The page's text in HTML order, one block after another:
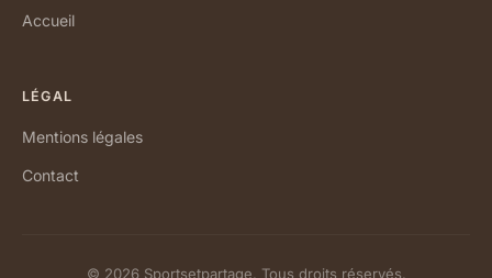
Accueil
LÉGAL
Mentions légales
Contact
© 2026 Sportsetpartage. Tous droits réservés.